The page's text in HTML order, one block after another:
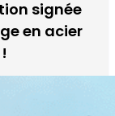
signée
en acier